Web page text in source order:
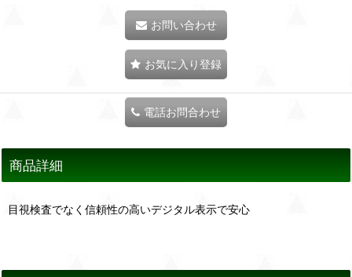
お問い合わせ
お気に入り登録
電話お問合わせ
商品詳細
目視検査でなく信頼性の高いデジタル表示で安心